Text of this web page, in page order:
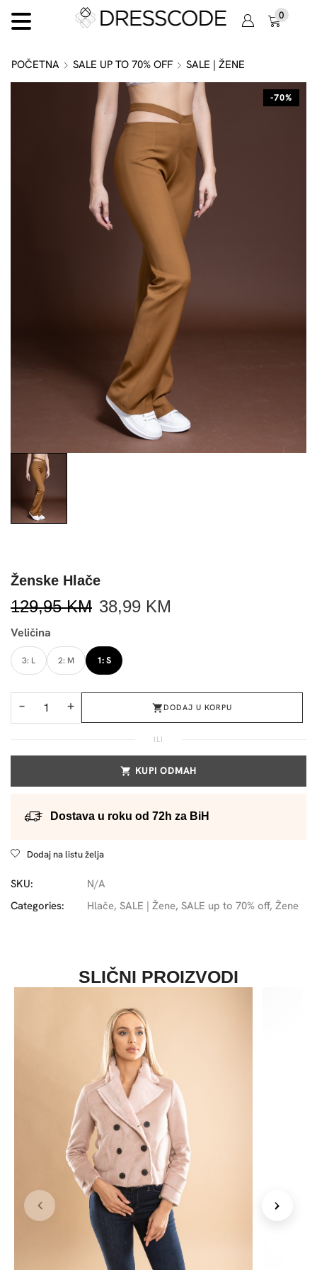
0
POČETNA SALE UP TO 70% OFF SALE | ŽENE
-70%
Ženske Hlače
129,95KM 38,99 KM
Veličina
3: L 2: M 1: S
− + DODAJ U KORPU
ILI
KUPI ODMAH
Dostava u roku od 72h za BiH
Dodaj na listu želja
SKU:
N/A
Categories:
Hlače, SALE | Žene, SALE up to 70% off, Žene
SLIČNI PROIZVODI